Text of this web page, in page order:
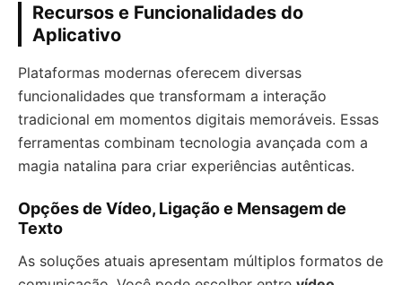
Recursos e Funcionalidades do
Aplicativo
Plataformas modernas oferecem diversas
funcionalidades que transformam a interação
tradicional em momentos digitais memoráveis. Essas
ferramentas combinam tecnologia avançada com a
magia natalina para criar experiências autênticas.
Opções de Vídeo, Ligação e Mensagem de
Texto
As soluções atuais apresentam múltiplos formatos de